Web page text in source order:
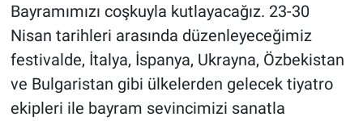
Bayramımızı coşkuyla kutlayacağız. 23-30
Nisan tarihleri arasında düzenleyeceğimiz
festivalde, İtalya, İspanya, Ukrayna, Özbekistan
ve Bulgaristan gibi ülkelerden gelecek tiyatro
ekipleri ile bayram sevincimizi sanatla